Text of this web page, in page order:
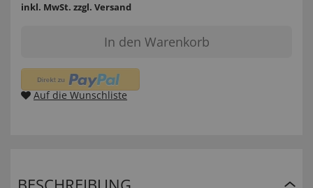
inkl. MwSt. zzgl. Versand
In den Warenkorb
Auf die Wunschliste